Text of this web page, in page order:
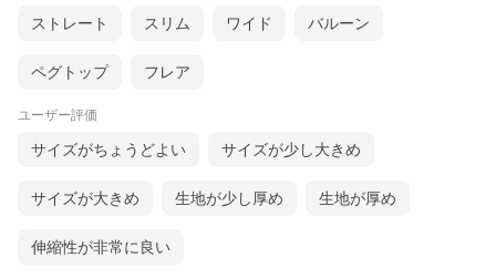
ストレート スリム ワイド バルーン
ペグトップ フレア
ユーザー評価
サイズがちょうどよい サイズが少し大きめ
サイズが大きめ 生地が少し厚め 生地が厚め
伸縮性が非常に良い